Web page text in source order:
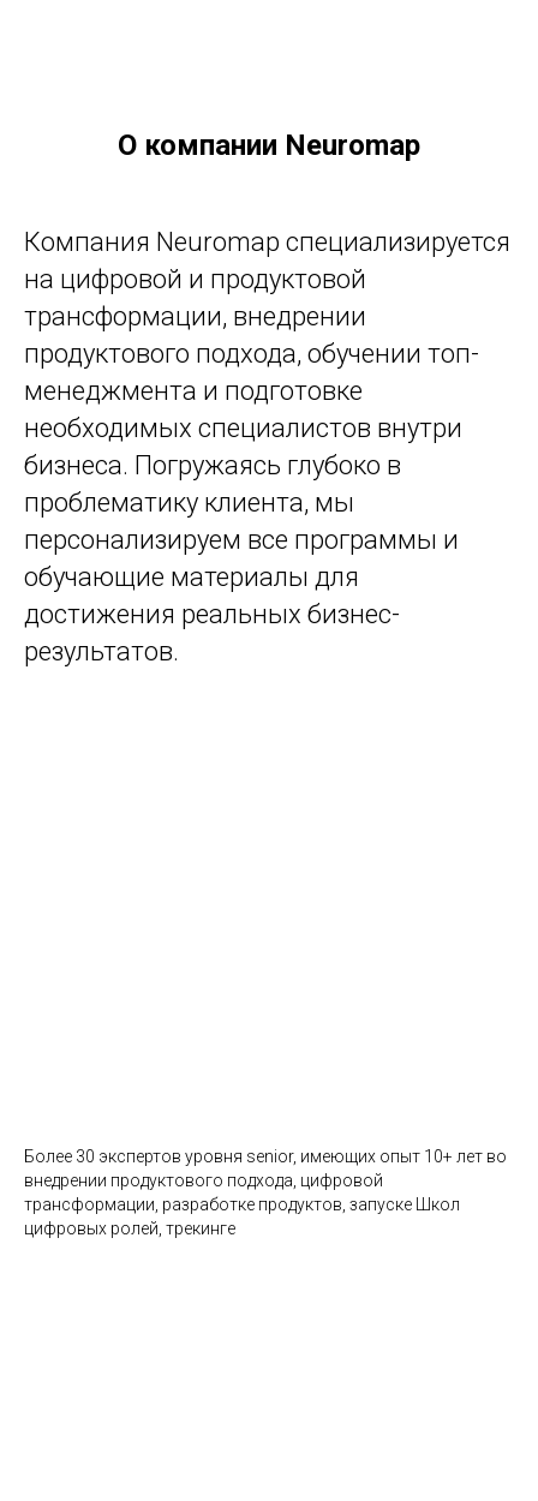
О компании Neuromap
Компания Neuromap специализируется
на цифровой и продуктовой
трансформации, внедрении
продуктового подхода, обучении топ-
менеджмента и подготовке
необходимых специалистов внутри
бизнеса. Погружаясь глубоко в
проблематику клиента, мы
персонализируем все программы и
обучающие материалы для
достижения реальных бизнес-
результатов.
Более 30 экспертов уровня senior, имеющих опыт 10+ лет во
внедрении продуктового подхода, цифровой
трансформации, разработке продуктов, запуске Школ
цифровых ролей, трекинге